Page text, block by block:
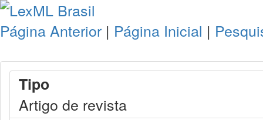
Página Anterior | Página Inicial |
Tipo
Artigo de revista